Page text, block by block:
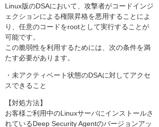
Linux版のDSAにおいて、攻撃者がコードインジ
ェクションによる権限昇格を悪用することによ
り、任意のコードをrootとして実行することが
可能です。
この脆弱性を利用するためには、次の条件を満
たす必要があります。
・未アクティベート状態のDSAに対してアクセ
スできること
【対処方法】
お客様ご利用中のLinuxサーバにインストールさ
れているDeep Security Agentのバージョンアッ